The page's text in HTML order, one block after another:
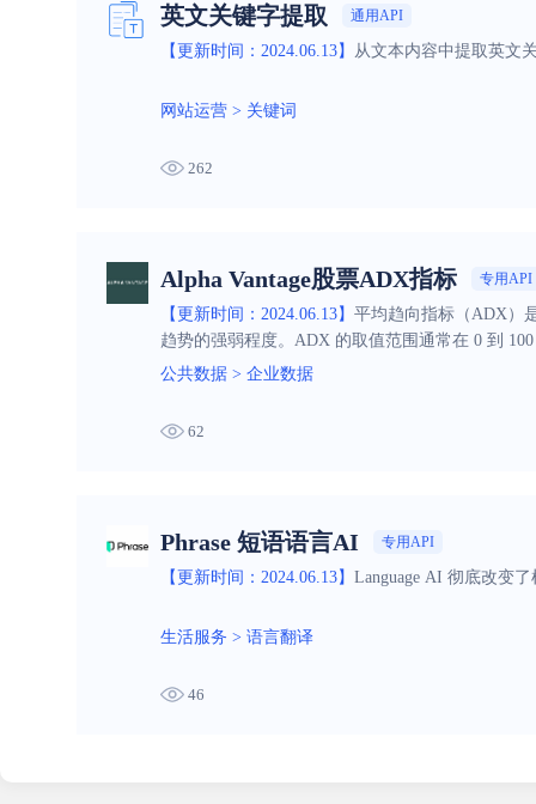
英文关键字提取 通用API
【更新时间：2024.06.13】 从文本内容中提取英文
网站运营 > 关键词
262
Alpha Vantage股票ADX指标 专用API
【更新时间：2024.06.13】 平均趋向指标（ADX）
趋势的强弱程度。ADX 的取值范围通常在 0 到
反映趋势方向的指标（如 DI+和 DI-）结合使用，
公共数据 > 企业数据
62
Phrase 短语语言AI 专用API
【更新时间：2024.06.13】 Language AI 彻底改变
生活服务 > 语言翻译
46